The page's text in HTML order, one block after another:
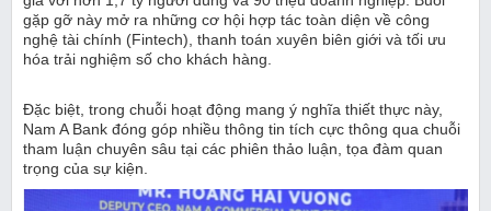
gặp gỡ này mở ra những cơ hội hợp tác toàn diện về công
nghệ tài chính (Fintech), thanh toán xuyên biên giới và tối ưu
hóa trải nghiệm số cho khách hàng.
Đặc biệt, trong chuỗi hoạt động mang ý nghĩa thiết thực này,
Nam A Bank đóng góp nhiều thông tin tích cực thông qua chuỗi
tham luận chuyên sâu tại các phiên thảo luận, tọa đàm quan
trọng của sự kiện.